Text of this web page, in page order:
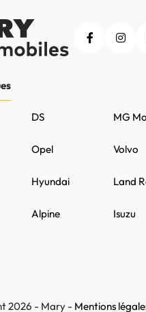
DS MG
Opel Volvo
Hyundai Land
Alpine Isuzu
2026 - Mary - Mentions